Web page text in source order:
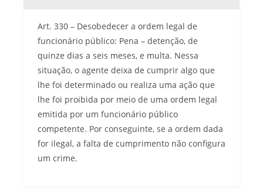
Art. 330 – Desobedecer a ordem legal de
funcionário público: Pena – detenção, de
quinze dias a seis meses, e multa. Nessa
situação, o agente deixa de cumprir algo que
lhe foi determinado ou realiza uma ação que
lhe foi proibida por meio de uma ordem legal
emitida por um funcionário público
competente. Por conseguinte, se a ordem dada
for ilegal, a falta de cumprimento não configura
um crime.